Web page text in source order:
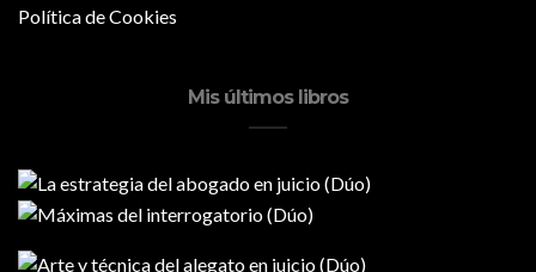
Política de Cookies
Mis últimos libros